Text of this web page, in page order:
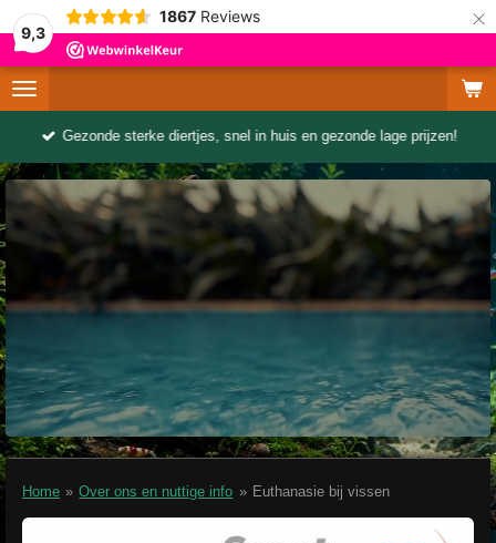
9,3
1867 Reviews ×
Gezonde sterke diertjes, snel in huis en gezonde lage prijzen!
Home » Over ons en nuttige info » Euthanasie bij vissen